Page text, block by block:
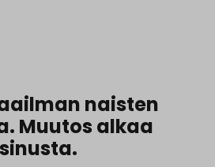
naisten
Muutos alkaa
sinusta.